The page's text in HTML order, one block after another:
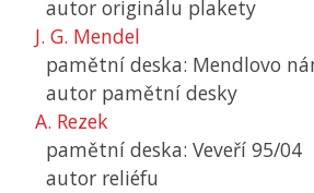
autor originálu plakety
J. G. Mendel
pamětní deska: Mendlovo
autor pamětní desky
A. Rezek
pamětní deska: Veveří 95/04
autor reliéfu